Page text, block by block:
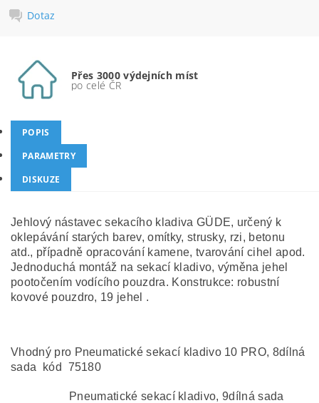
Dotaz
Přes 3000 výdejních míst
po celé ČR
POPIS
PARAMETRY
DISKUZE
Jehlový nástavec sekacího kladiva GÜDE, určený k
oklepávání starých barev, omítky, strusky, rzi, betonu
atd., případně opracování kamene, tvarování cihel apod.
Jednoduchá montáž na sekací kladivo, výměna jehel
pootočením vodícího pouzdra. Konstrukce: robustní
kovové pouzdro, 19 jehel .
Vhodný pro Pneumatické sekací kladivo 10 PRO, 8dílná
sada kód 75180
Pneumatické sekací kladivo, 9dílná sada